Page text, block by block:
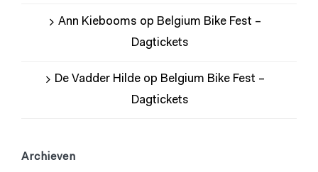
Ann Kiebooms op Belgium Bike Fest –
Dagtickets
De Vadder Hilde op Belgium Bike Fest –
Dagtickets
Archieven